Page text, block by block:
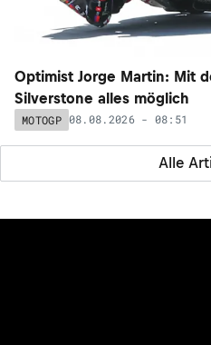
Alle
Optimist Jorge Martin: Mit
Silverstone alles möglich
MOTOGP 08.08.2026 - 08:51